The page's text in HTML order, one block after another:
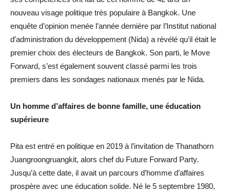
nouveau visage politique très populaire à Bangkok. Une
enquête d’opinion menée l’année dernière par l’Institut national
d’administration du développement (Nida) a révélé qu’il était le
premier choix des électeurs de Bangkok. Son parti, le Move
Forward, s’est également souvent classé parmi les trois
premiers dans les sondages nationaux menés par le Nida.
Un homme d’affaires de bonne famille, une éducation
supérieure
Pita est entré en politique en 2019 à l’invitation de Thanathorn
Juangroongruangkit, alors chef du Future Forward Party.
Jusqu’à cette date, il avait un parcours d’homme d’affaires
prospère avec une éducation solide. Né le 5 septembre 1980,